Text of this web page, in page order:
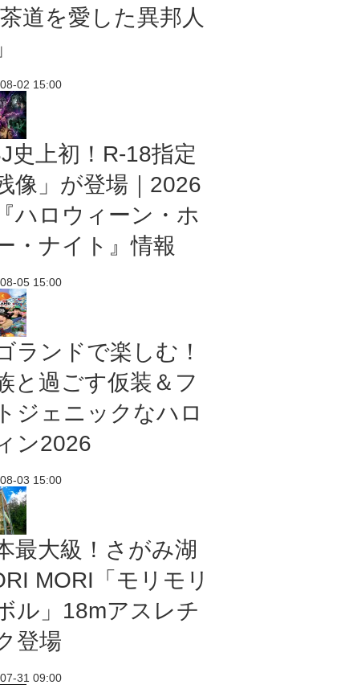
道を愛した異邦人
02 15:00
史上初！R-18指定
像」が登場｜2026
ハロウィーン・ホ
・ナイト』情報
05 15:00
ランドで楽しむ！
と過ごす仮装＆フ
ジェニックなハロ
ン2026
03 15:00
最大級！さがみ湖
MORI「モリモリ
ル」18mアスレチ
登場
31 09:00